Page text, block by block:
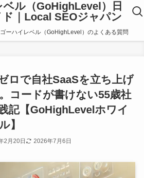
ベル（GoHighLevel）日
｜Local SEOジャパン
ゴーハイレベル（GoHighLevel）のよくある質問
ロで自社SaaSを立ち上げ
コードが書けない55歳社
記【GoHighLevelホワイ
】
2月20日 2026年7月6日